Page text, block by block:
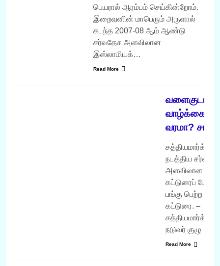
பெயரால் ஆரம்பம் செய்கின்றோம்.
இறைவனின் மாபெரும் அருளால்
கடந்த 2007-08 ஆம் ஆண்டு
சர்வதேச அளவிலான
இஸ்லாமியக்…
Read More
வளைகுடா
வாழ்க்கை –
வரமா?
நடத்திய
அளவிலான
கட்டுரைப்
பங்கு பெற்ற
கட்டுரை. –
சத்தியமார்க்கம்
நடுவர் குழு
Read More